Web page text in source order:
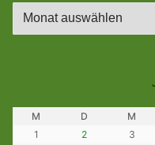
Archiv
M D M
1
2 3